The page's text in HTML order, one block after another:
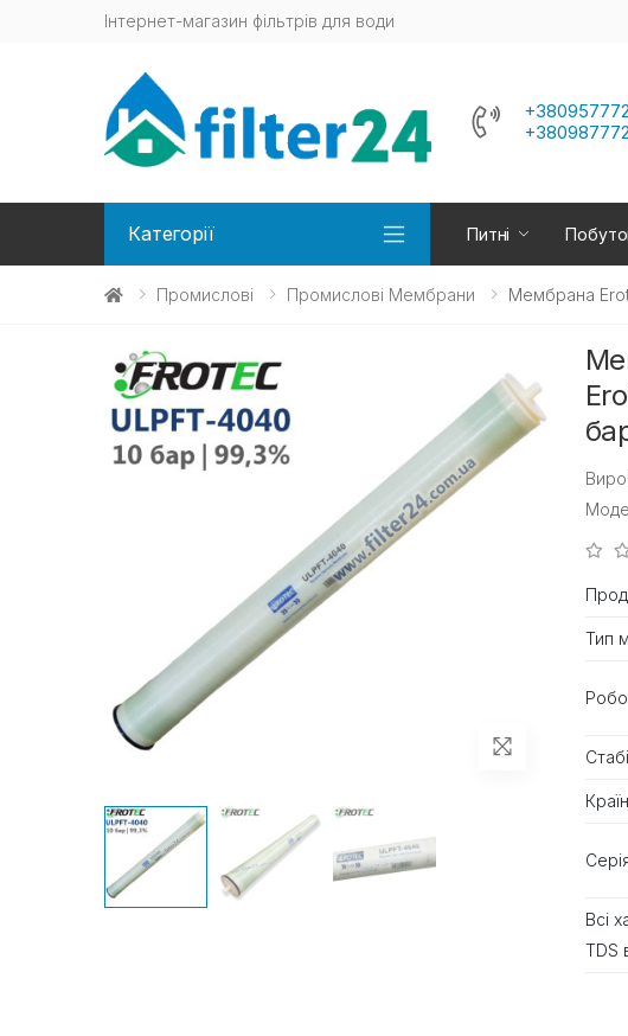
Інтернет-магазин фільтрів для води
Категорії Питні
Промислові Промислові Мембрани Мембрана
Тип
Всі
TDS